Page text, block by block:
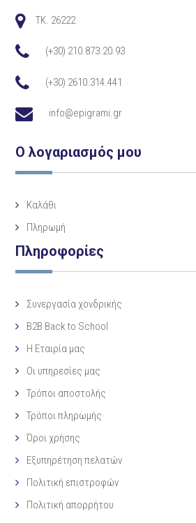
TK. 26222
(+30) 210.873.20.93
(+30) 2610.314.441
info@epigrami.gr
Ο λογαριασμός μου
Καλάθι
Πληρωμή
Πληροφορίες
Συνεργασία χονδρικής
B2B Back to School
Η Eταιρία μας
Οι υπηρεσίες μας
Τρόποι αποστολής
Τρόποι πληρωμής
Όροι χρήσης
Εξυπηρέτηση πελατών
Πολιτική επιστροφών
Πολιτική απορρήτου